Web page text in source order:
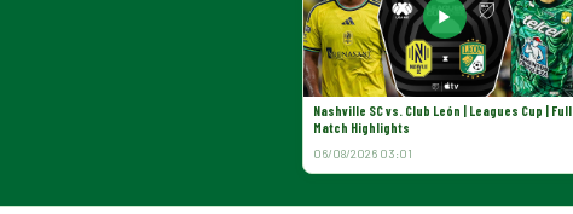
▶
Nashville SC vs. Club León | Leagues Cup | Full
Match Highlights
06/08/2026 03:01